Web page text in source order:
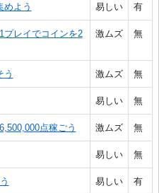
めよう 易しい 有
プレイでコインを2
激ムズ 無
う 激ムズ 無
易しい 無
点稼ごう 激ムズ 無
易しい 無
易しい 有